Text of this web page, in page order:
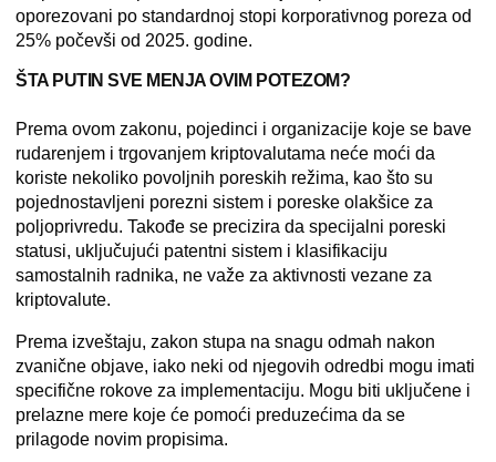
oporezovani po standardnoj stopi korporativnog poreza od
25% počevši od 2025. godine.
ŠTA PUTIN SVE MENJA OVIM POTEZOM?
Prema ovom zakonu, pojedinci i organizacije koje se bave
rudarenjem i trgovanjem kriptovalutama neće moći da
koriste nekoliko povoljnih poreskih režima, kao što su
pojednostavljeni porezni sistem i poreske olakšice za
poljoprivredu. Takođe se precizira da specijalni poreski
statusi, uključujući patentni sistem i klasifikaciju
samostalnih radnika, ne važe za aktivnosti vezane za
kriptovalute.
Prema izveštaju, zakon stupa na snagu odmah nakon
zvanične objave, iako neki od njegovih odredbi mogu imati
specifične rokove za implementaciju. Mogu biti uključene i
prelazne mere koje će pomoći preduzećima da se
prilagode novim propisima.